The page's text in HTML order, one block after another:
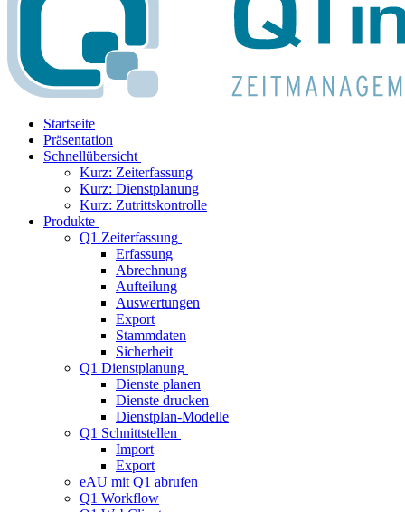
Startseite
Präsentation
Schnellübersicht
Kurz: Zeiterfassung
Kurz: Dienstplanung
Kurz: Zutrittskontrolle
Produkte
Q1 Zeiterfassung
Erfassung
Abrechnung
Aufteilung
Auswertungen
Export
Stammdaten
Sicherheit
Q1 Dienstplanung
Dienste planen
Dienste drucken
Dienstplan-Modelle
Q1 Schnittstellen
Import
Export
eAU mit Q1 abrufen
Q1 Workflow